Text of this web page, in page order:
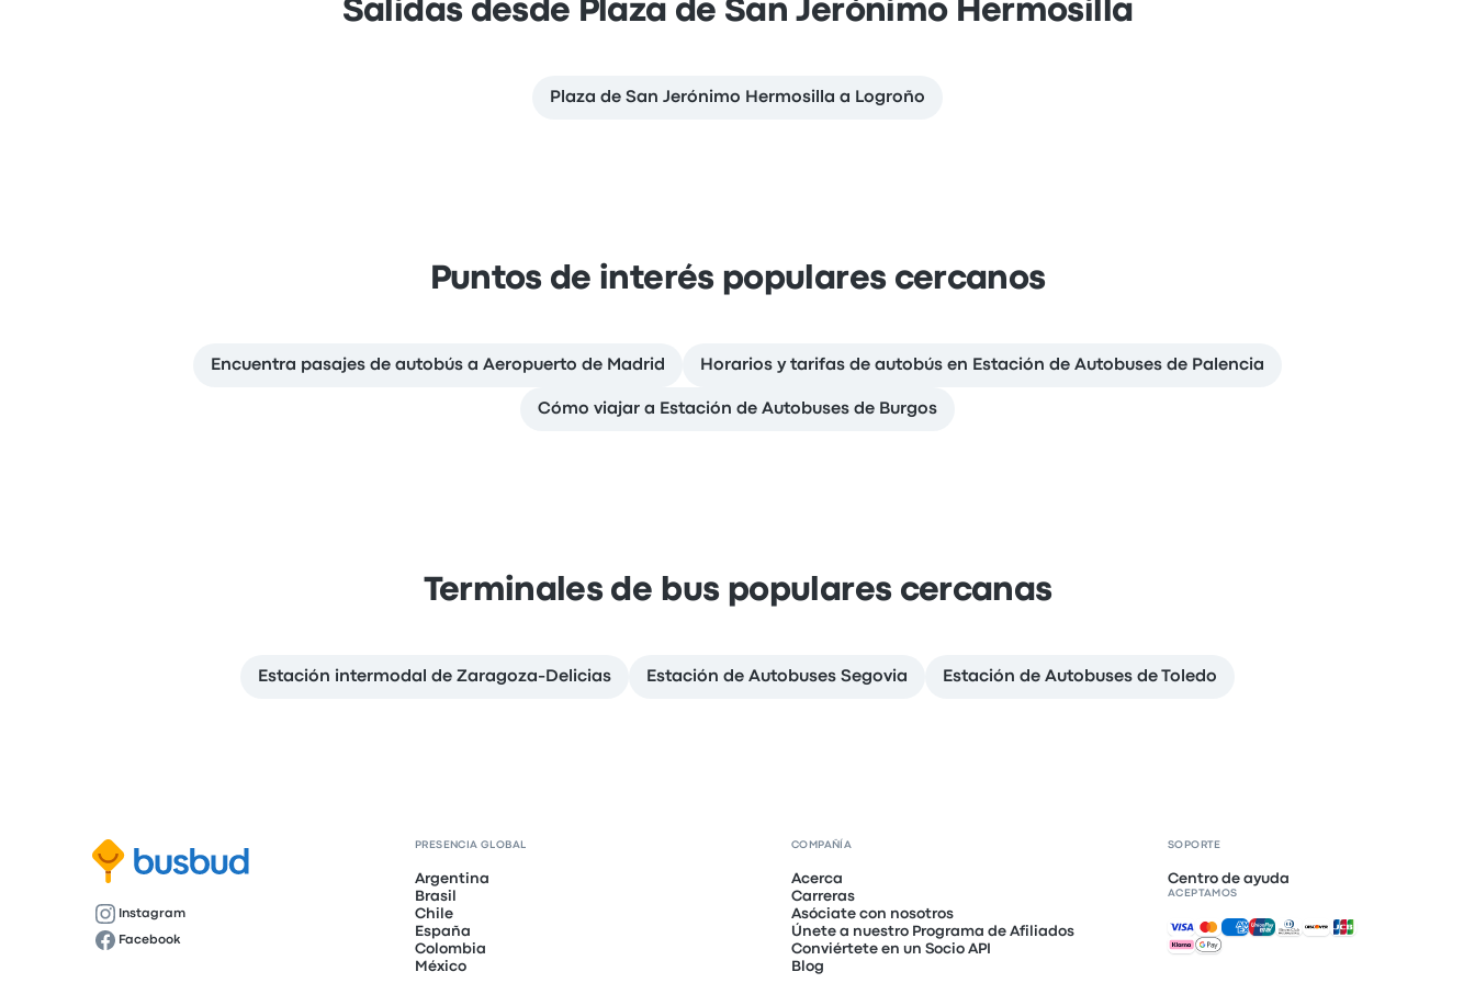
Salidas desde Plaza de San Jerónimo Hermosilla
Plaza de San Jerónimo Hermosilla a Logroño
Puntos de interés populares cercanos
Encuentra pasajes de autobús a Aeropuerto de Madrid Horarios y tarifas de autobús en Estación de Autobuses de Palencia
Cómo viajar a Estación de Autobuses de Burgos
Terminales de bus populares cercanas
Estación intermodal de Zaragoza-Delicias Estación de Autobuses Segovia Estación de Autobuses de Toledo
Instagram
Facebook
PRESENCIA GLOBAL
Argentina
Brasil
Chile
España
Colombia
México
COMPAÑÍA
Acerca
Carreras
Asóciate con nosotros
Únete a nuestro Programa de Afiliados
Conviértete en un Socio API
Blog
SOPORTE
Centro de ayuda
ACEPTAMOS
Pagos aceptados